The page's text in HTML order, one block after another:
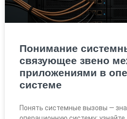
Понимание
связующее звено
приложениями в
системе
Понять системные вызовы —